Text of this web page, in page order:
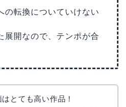
の転換についていけない
展開なので、テンポが合
とても高い作品！